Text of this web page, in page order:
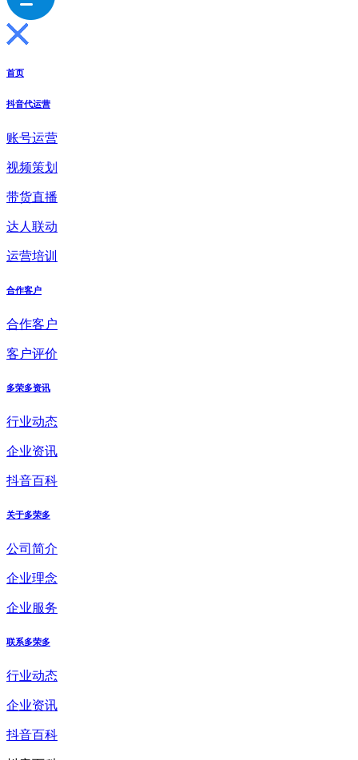
首页
抖音代运营
账号运营
视频策划
带货直播
达人联动
运营培训
合作客户
合作客户
客户评价
多荣多资讯
行业动态
企业资讯
抖音百科
关于多荣多
公司简介
企业理念
企业服务
联系多荣多
行业动态
企业资讯
抖音百科